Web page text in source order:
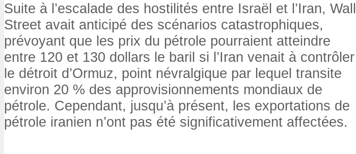
Suite à l’escalade des hostilités entre Israël et l’Iran, Wall
Street avait anticipé des scénarios catastrophiques,
prévoyant que les prix du pétrole pourraient atteindre
entre 120 et 130 dollars le baril si l’Iran venait à contrôler
le détroit d’Ormuz, point névralgique par lequel transite
environ 20 % des approvisionnements mondiaux de
pétrole. Cependant, jusqu’à présent, les exportations de
pétrole iranien n’ont pas été significativement affectées.